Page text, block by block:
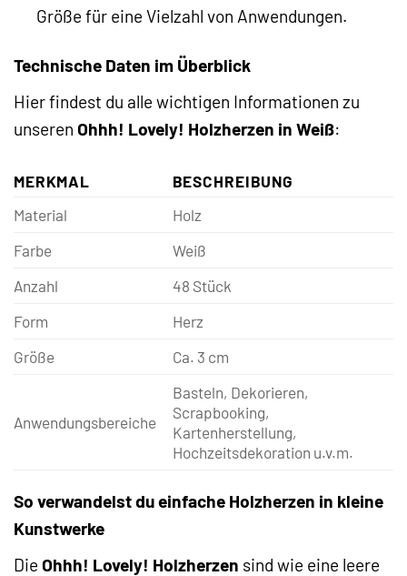
Größe für eine Vielzahl von Anwendungen.
Technische Daten im Überblick
Hier findest du alle wichtigen Informationen zu
unseren Ohhh! Lovely! Holzherzen in Weiß:
MERKMAL
BESCHREIBUNG
Material
Holz
Farbe
Weiß
Anzahl
48 Stück
Form
Herz
Größe
Ca. 3 cm
Anwendungsbereiche
Basteln, Dekorieren,
Scrapbooking,
Kartenherstellung,
Hochzeitsdekoration u.v.m.
So verwandelst du einfache Holzherzen in kleine
Kunstwerke
Die Ohhh! Lovely! Holzherzen sind wie eine leere